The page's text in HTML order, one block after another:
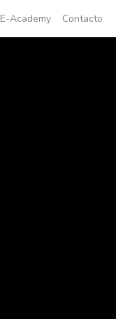
E-Academy Contacto